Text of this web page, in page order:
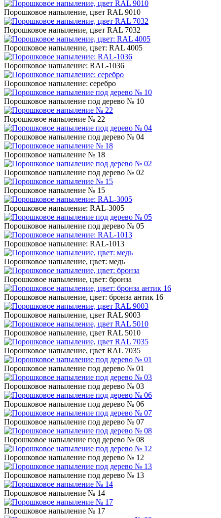
Порошковое напыление, цвет RAL 9010
Порошковое напыление, цвет RAL 7032
Порошковое напыление, цвет: RAL 4005
Порошковое напыление: RAL-1036
Порошковое напыление: серебро
Порошковое напыление под дерево № 10
Порошковое напыление № 22
Порошковое напыление под дерево № 04
Порошковое напыление № 18
Порошковое напыление под дерево № 02
Порошковое напыление № 15
Порошковое напыление: RAL-3005
Порошковое напыление под дерево № 05
Порошковое напыление: RAL-1013
Порошковое напыление, цвет: медь
Порошковое напыление, цвет: бронза
Порошковое напыление, цвет: бронза антик 16
Порошковое напыление, цвет RAL 9003
Порошковое напыление, цвет RAL 5010
Порошковое напыление, цвет RAL 7035
Порошковое напыление под дерево № 01
Порошковое напыление под дерево № 03
Порошковое напыление под дерево № 06
Порошковое напыление под дерево № 07
Порошковое напыление под дерево № 08
Порошковое напыление под дерево № 12
Порошковое напыление под дерево № 13
Порошковое напыление № 14
Порошковое напыление № 17